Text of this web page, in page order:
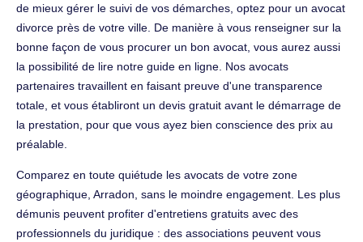
de mieux gérer le suivi de vos démarches, optez pour un avocat
divorce près de votre ville. De manière à vous renseigner sur la
bonne façon de vous procurer un bon avocat, vous aurez aussi
la possibilité de lire notre guide en ligne. Nos avocats
partenaires travaillent en faisant preuve d'une transparence
totale, et vous établiront un devis gratuit avant le démarrage de
la prestation, pour que vous ayez bien conscience des prix au
préalable.
Comparez en toute quiétude les avocats de votre zone
géographique, Arradon, sans le moindre engagement. Les plus
démunis peuvent profiter d'entretiens gratuits avec des
professionnels du juridique : des associations peuvent vous